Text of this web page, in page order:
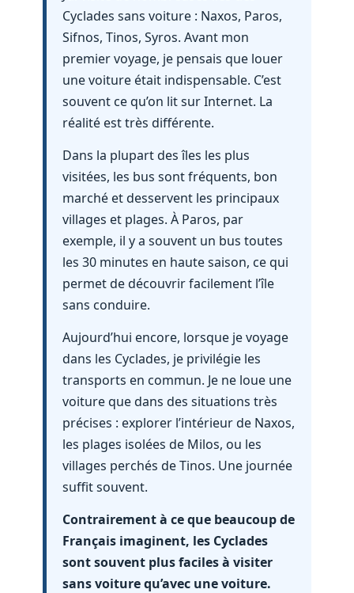
Cyclades sans voiture : Naxos, Paros,
Sifnos, Tinos, Syros. Avant mon
premier voyage, je pensais que louer
une voiture était indispensable. C’est
souvent ce qu’on lit sur Internet. La
réalité est très différente.
Dans la plupart des îles les plus
visitées, les bus sont fréquents, bon
marché et desservent les principaux
villages et plages. À Paros, par
exemple, il y a souvent un bus toutes
les 30 minutes en haute saison, ce qui
permet de découvrir facilement l’île
sans conduire.
Aujourd’hui encore, lorsque je voyage
dans les Cyclades, je privilégie les
transports en commun. Je ne loue une
voiture que dans des situations très
précises : explorer l’intérieur de Naxos,
les plages isolées de Milos, ou les
villages perchés de Tinos. Une journée
suffit souvent.
Contrairement à ce que beaucoup de
Français imaginent, les Cyclades
sont souvent plus faciles à visiter
sans voiture qu’avec une voiture.